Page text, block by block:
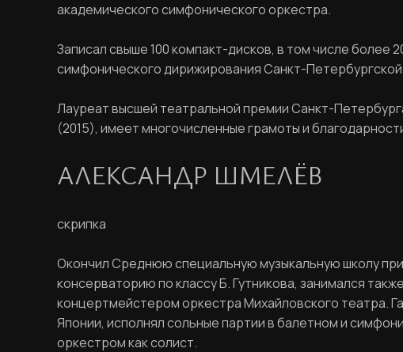
академического симфонического оркестра.
Записал свыше 100 компакт-дисков, в том числе
симфонического дирижирования Санкт-
Лауреат высшей театральной премии Санкт-
(2015), имеет многочисленные грамоты и
АЛЕКСАНДР ШМЕЛЁВ
скрипка
Окончил Среднюю специальную музыкальную школу
консерваторию по классу Б. Гутникова, занимался
концертмейстером оркестра Михайловского театра.
Японии, исполнял сольные партии в балетном и
оркестром как солист.